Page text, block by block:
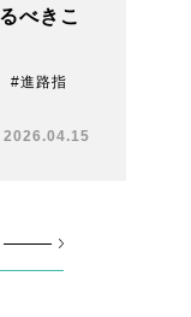
べきこ
進路指
2026.04.15